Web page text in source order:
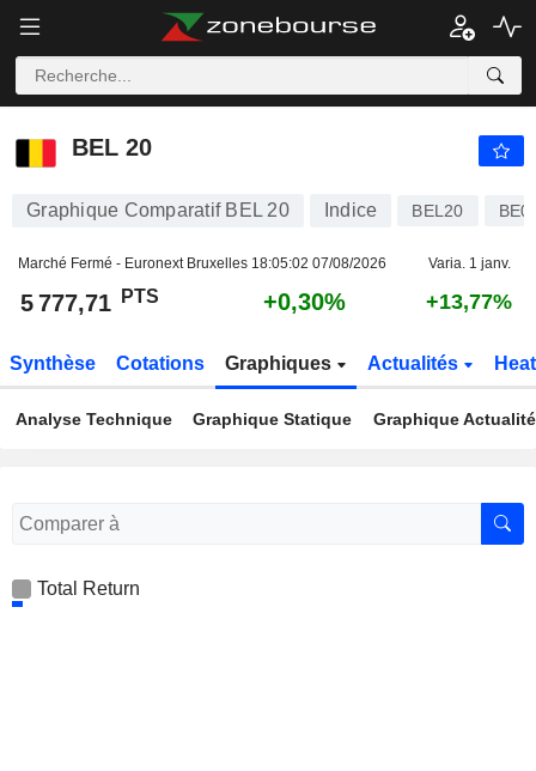
BEL 20
BEL 20
Graphique Comparatif BEL 20 Indice BEL20
Marché Fermé - Euronext Bruxelles 18:05:02 07/08/2026 Varia. 1 janv.
5 777,71 PTS +0,30% +13,77%
Synthèse Cotations Graphiques Actualités
Analyse Technique Graphique Statique Graphique
Total Return